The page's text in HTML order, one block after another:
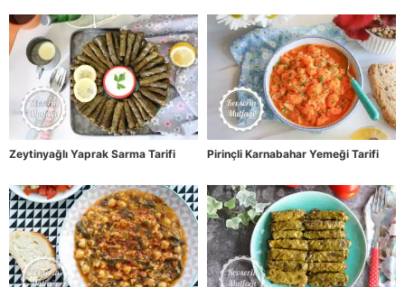
Zeytinyağlı Yaprak Sarma Tarifi Pirinçli Karnabahar Yemeği Tarifi